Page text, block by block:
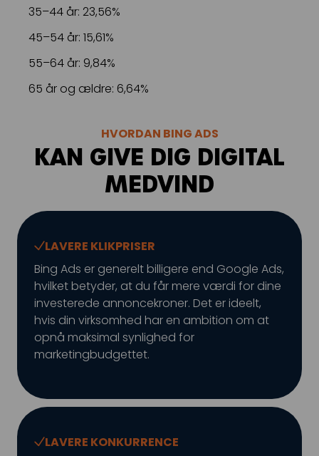
35–44 år: 23,56%
45–54 år: 15,61%
55–64 år: 9,84%
65 år og ældre: 6,64%
HVORDAN BING ADS
KAN GIVE DIG DIGITAL
MEDVIND
LAVERE KLIKPRISER
Bing Ads er generelt billigere end Google Ads,
hvilket betyder, at du får mere værdi for dine
investerede annoncekroner. Det er ideelt,
hvis din virksomhed har en ambition om at
opnå maksimal synlighed for
marketingbudgettet.
LAVERE KONKURRENCE